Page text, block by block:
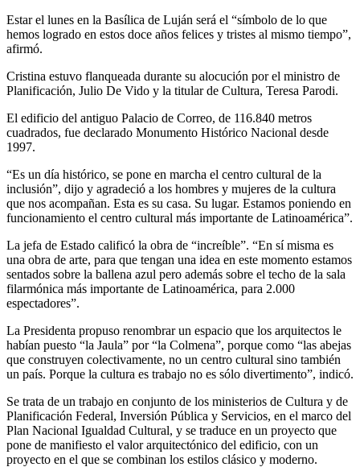
Estar el lunes en la Basílica de Luján será el “símbolo de lo que
hemos logrado en estos doce años felices y tristes al mismo tiempo”,
afirmó.
Cristina estuvo flanqueada durante su alocución por el ministro de
Planificación, Julio De Vido y la titular de Cultura, Teresa Parodi.
El edificio del antiguo Palacio de Correo, de 116.840 metros
cuadrados, fue declarado Monumento Histórico Nacional desde
1997.
“Es un día histórico, se pone en marcha el centro cultural de la
inclusión”, dijo y agradeció a los hombres y mujeres de la cultura
que nos acompañan. Esta es su casa. Su lugar. Estamos poniendo en
funcionamiento el centro cultural más importante de Latinoamérica”.
La jefa de Estado calificó la obra de “increíble”. “En sí misma es
una obra de arte, para que tengan una idea en este momento estamos
sentados sobre la ballena azul pero además sobre el techo de la sala
filarmónica más importante de Latinoamérica, para 2.000
espectadores”.
La Presidenta propuso renombrar un espacio que los arquitectos le
habían puesto “la Jaula” por “la Colmena”, porque como “las abejas
que construyen colectivamente, no un centro cultural sino también
un país. Porque la cultura es trabajo no es sólo divertimento”, indicó.
Se trata de un trabajo en conjunto de los ministerios de Cultura y de
Planificación Federal, Inversión Pública y Servicios, en el marco del
Plan Nacional Igualdad Cultural, y se traduce en un proyecto que
pone de manifiesto el valor arquitectónico del edificio, con un
proyecto en el que se combinan los estilos clásico y moderno.